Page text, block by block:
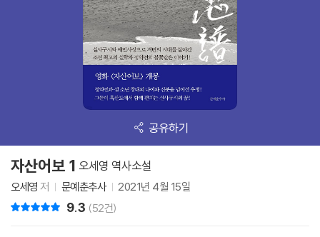
공유하기
자산어보 1 오세영 역사소설
오세영 저 문예춘추사 2021년 4월 15일
9.3 (52건)